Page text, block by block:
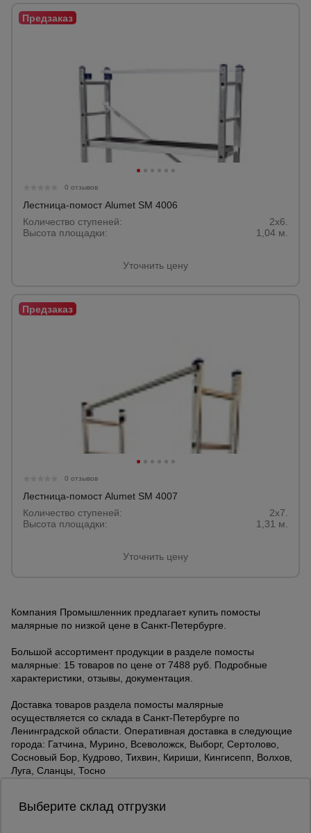
0 отзывов
Лестница-помост Alumet SM 4006
Количество ступеней:
2x6.
Высота площадки:
1,04 м.
Уточнить цену
0 отзывов
Лестница-помост Alumet SM 4007
Количество ступеней:
2x7.
Высота площадки:
1,31 м.
Уточнить цену
Компания Промышленник предлагает купить помосты
малярные по низкой цене в Санкт-Петербурге.
Большой ассортимент продукции в разделе помосты
малярные: 15 товаров по цене от 7488 руб. Подробные
характеристики, отзывы, документация.
Доставка товаров раздела помосты малярные
осуществляется со склада в Санкт-Петербурге по
Ленинградской области. Оперативная доставка в следующие
города: Гатчина, Мурино, Всеволожск, Выборг, Сертолово,
Сосновый Бор, Кудрово, Тихвин, Кириши, Кингисепп, Волхов,
Луга, Сланцы, Тосно
Выберите склад отгрузки